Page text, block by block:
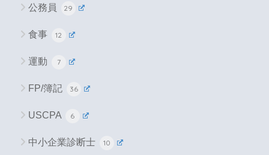
公務員 29
食事 12
運動 7
FP/簿記 36
USCPA 6
中小企業診断士 10